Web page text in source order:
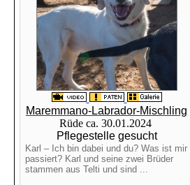
Maremmano-Labrador-Mischling
Rüde ca. 30.01.2024
Pflegestelle gesucht
Karl – Ich bin dabei und du? Was ist mir
passiert? Karl und seine zwei Brüder
stammen aus Telti und sind ...